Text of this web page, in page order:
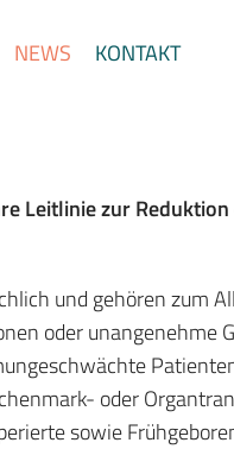
NEWS KONTAKT
2025
Leitlinie zur
und gehören zum
oder unangenehme
oder
sowie